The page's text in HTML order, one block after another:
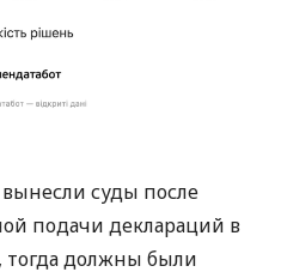
суды после
подачи деклараций в
тогда должны были